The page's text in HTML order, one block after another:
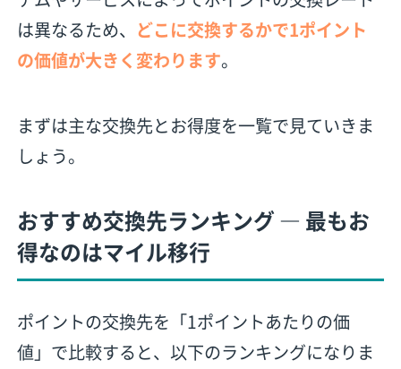
は異なるため、 どこに交換するかで1ポイント
の価値が大きく変わります。
まずは主な交換先とお得度を一覧で見ていきま
しょう。
おすすめ交換先ランキング ― 最もお
得なのはマイル移行
ポイントの交換先を「1ポイントあたりの価
値」で比較すると、以下のランキングになりま